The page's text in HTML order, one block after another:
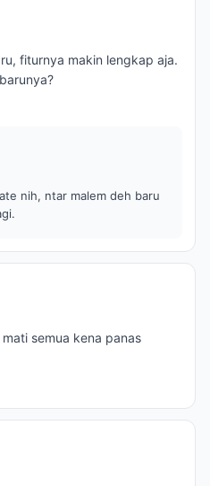
fiturnya makin lengkap aja.
nih, ntar malem deh baru
semua kena panas